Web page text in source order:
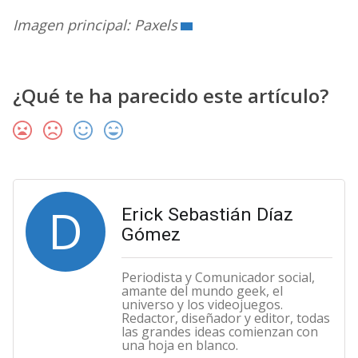
Imagen principal: Paxels
¿Qué te ha parecido este artículo?
D
Erick Sebastián Díaz
Gómez
Periodista y Comunicador social,
amante del mundo geek, el
universo y los videojuegos.
Redactor, diseñador y editor, todas
las grandes ideas comienzan con
una hoja en blanco.